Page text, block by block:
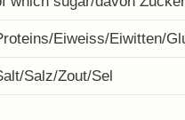
Eiweiss/Eiwitten/
Salz/Zout/Sel